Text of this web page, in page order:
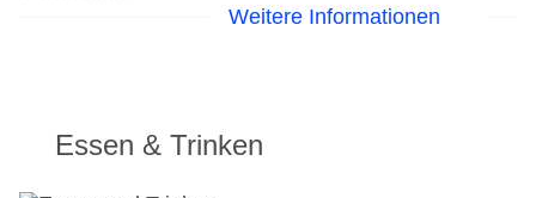
Check-in von: 15:00:01
Hotelsafe
WLAN/WiFi im Hotel
Weitere Informationen
Essen & Trinken